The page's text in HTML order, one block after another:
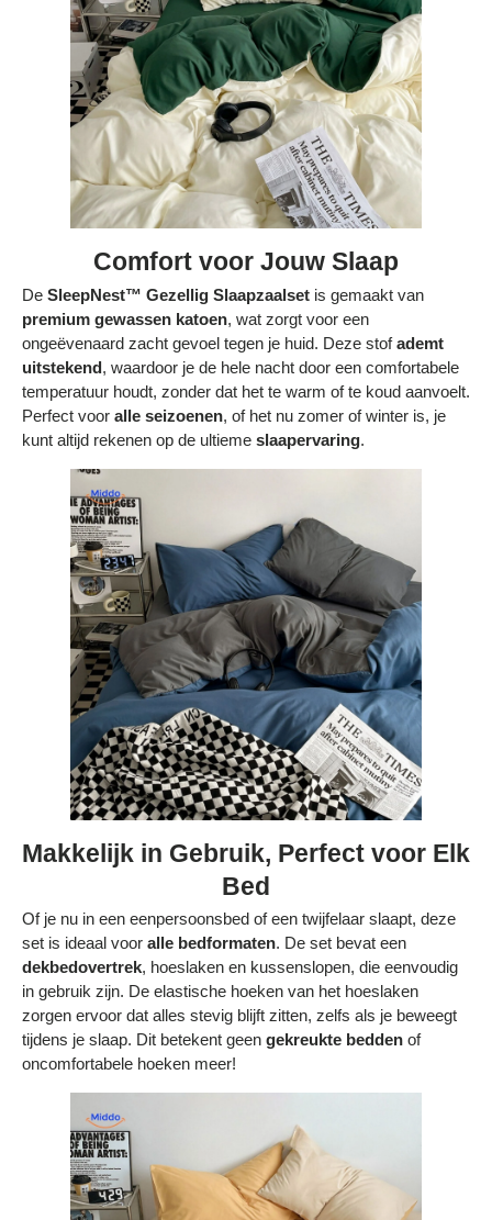
Ruilen en retourneren
Bestellingen & levering
Algemene voorwaarden
Wij steunen KWF, doe je mee?
Comfort voor Jouw Slaap
De SleepNest™ Gezellig Slaapzaalset is gemaakt van
premium gewassen katoen, wat zorgt voor een
ongeëvenaard zacht gevoel tegen je huid. Deze stofademt
uitstekend, waardoor je de hele nacht door een comfortabele
temperatuur houdt, zonder dat het te warm of te koud aanvoelt.
Perfect voor alle seizoenen, of het nu zomer of winter is, je
kunt altijd rekenen op de ultieme slaapervaring.
Makkelijk in Gebruik, Perfect voor Elk
Bed
Of je nu in een eenpersoonsbed of een twijfelaar slaapt, deze
set is ideaal voor alle bedformaten. De set bevat een
dekbedovertrek, hoeslaken en kussenslopen, die eenvoudig
in gebruik zijn. De elastische hoeken van het hoeslaken
zorgen ervoor dat alles stevig blijft zitten, zelfs als je beweegt
tijdens je slaap. Dit betekent geen gekreukte bedden of
oncomfortabele hoeken meer!